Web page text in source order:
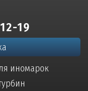
19
иномарок